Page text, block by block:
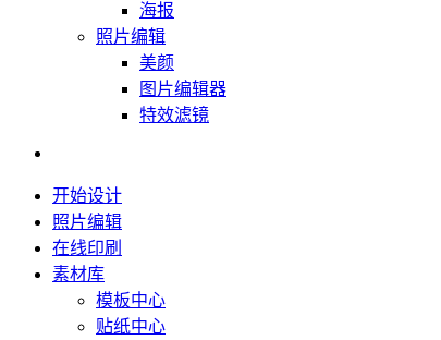
海报
照片编辑
美颜
图片编辑器
特效滤镜
开始设计
照片编辑
在线印刷
素材库
模板中心
贴纸中心